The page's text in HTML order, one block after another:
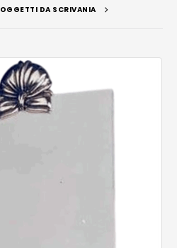
OGGETTI DA SCRIVANIA